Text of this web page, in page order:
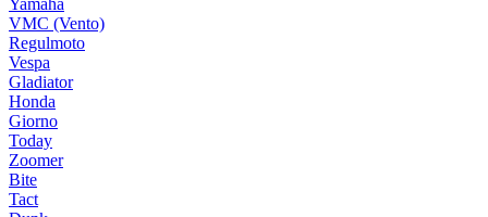
Yamaha
VMC (Vento)
Regulmoto
Vespa
Gladiator
Honda
Giorno
Today
Zoomer
Bite
Tact